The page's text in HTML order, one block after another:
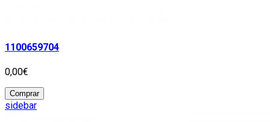
1100659704
0,00€
Comprar
sidebar